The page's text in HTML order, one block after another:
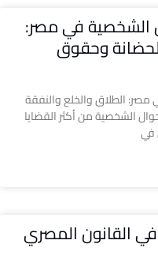
الشخصية في مصر:
وحقوق
الطلاق والخلع والنفقة
الشخصية من أكثر القضايا
في
القانون المصري